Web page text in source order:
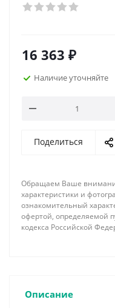
16 363 ₽
Наличие уточняйте
Поделиться
Обращаем Ваше
характеристики и
ознакомительный
офертой, определяемой
кодекса Российской
Описание